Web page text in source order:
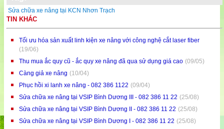
Sửa chữa xe nâng tại KCN Nhơn Trạch
TIN KHÁC
Tối ưu hóa sản xuất linh kiện xe nâng với công nghệ cắt laser fiber
(19/06)
Thu mua ắc quy cũ - ắc quy xe nâng đã qua sử dụng giá cao (09/05)
Càng giả xe nâng (10/04)
Phục hồi xi lanh xe nâng - 082 386 1122 (09/04)
Sửa chữa xe nâng tại VSIP Bình Dương III - 082 386 11 22 (25/08)
Sửa chữa xe nâng tại VSIP Bình Dương II - 082 386 11 22 (25/08)
Sửa chữa xe nâng tại VSIP Bình Dương I - 082 386 11 22 (25/08)